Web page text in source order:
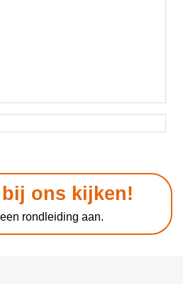
ons kijken!
rondleiding aan.